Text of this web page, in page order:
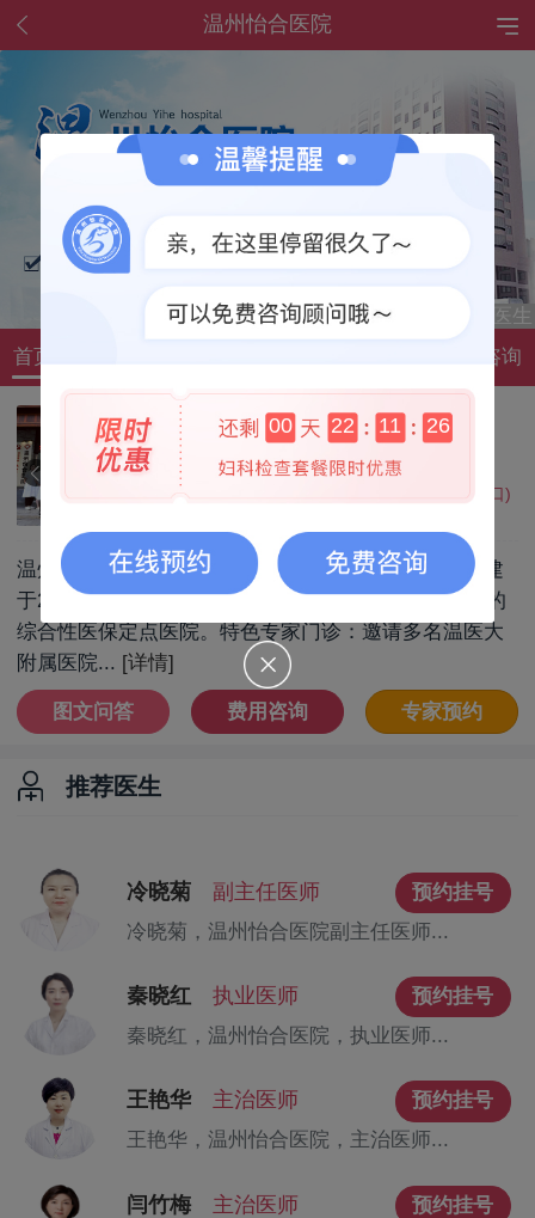
温州怡合医院
首页 咨询
温州怡合医院
专科医院
温州市公园路128号东南大厦(五马街口)
温州怡合医院位于著名历史文化商业圈怡合街口，创建
于2003年，是一所集预防、医疗、保健、康复为一体的
综合性医保定点医院。特色专家门诊：邀请多名温医大
附属医院... [详情]
图文问答 费用咨询 专家预约
推荐医生
冷晓菊 副主任医师
预约挂号
冷晓菊，温州怡合医院副主任医师...
秦晓红 执业医师
预约挂号
秦晓红，温州怡合医院，执业医师...
王艳华 主治医师
预约挂号
王艳华，温州怡合医院，主治医师...
闫竹梅 主治医师
预约挂号
00 22 11 25